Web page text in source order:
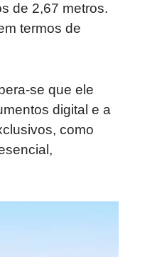
de 2,67 metros.
termos de
se que ele
digital e a
como